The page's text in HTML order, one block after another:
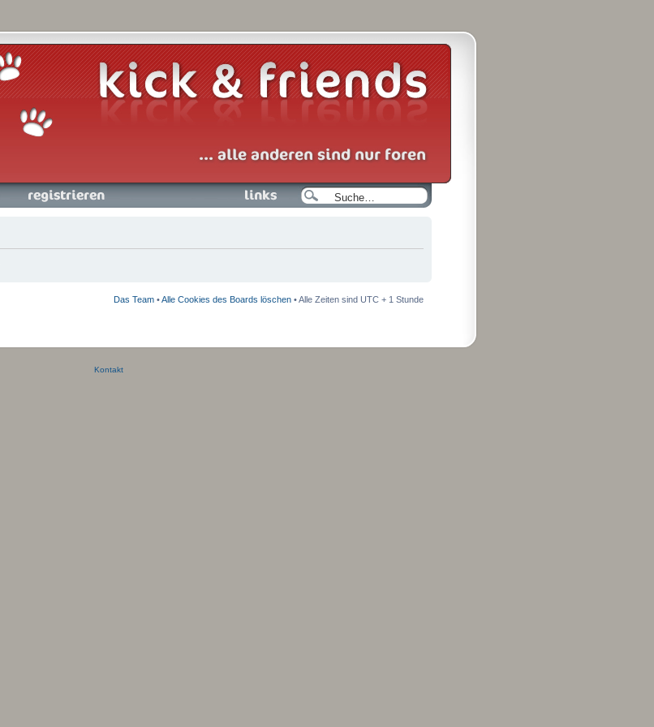
Registrieren Links
Das Team •Alle Cookies des Boards löschen • Alle Zeiten sind UTC + 1 Stunde
Kontakt